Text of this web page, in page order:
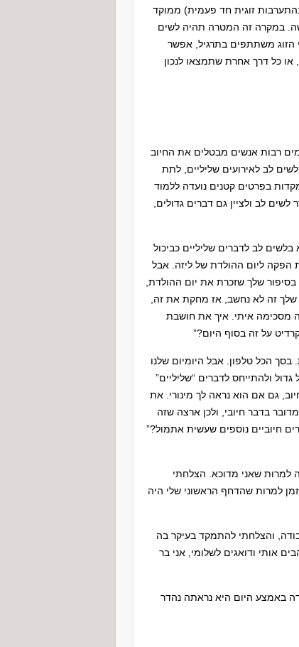
בהתערבות זוגית חד פעמית) ממוקד
במקרה זה המטרה תהיה לשים
הזוג משתתפים בתרגיל, אפשר
כל דרך אחרת שתמצאו לנכון
רבות אנשים מבטלים את החיוב
לב לאירועים שליליים, לתת
בפרטים קטנים נועדה ללמוד
לב ולציין גם דברים גדולים,
לב לדברים שליליים כביכול
הפקה ליום ההולדת של ליזה. אבל
שלך שזכרת את יום ההולדת,
זה לא נחשב, אז מחקת את זה,
מסכימה איתי. איך את חושבת
על זה בסוף היום?”
הכל טלפון. אבל היומיום שלנו
ולהתייחס לדברים “שליליים”
גם אם הוא נראה לך מינורי. את
בדבר חיובי, ולכן ארצה שזה
חיוביים נוספים שעשית אתמול?”
למרות שאני מדוכא. הצלחתי
למרות שהדחף הראשוני שלי היה
והצלחתי להתמקד בעיקר בה
אותי ודואגים לשלומי, אני בר
באמצע היום היא נראתה נהדר